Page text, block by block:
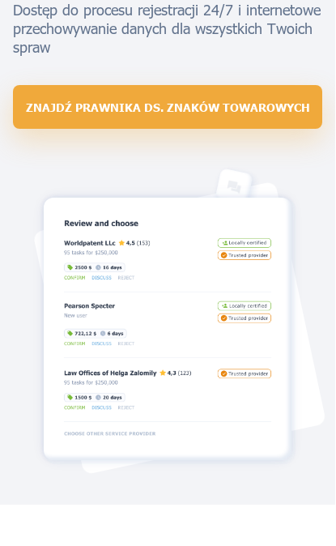
Dostęp do procesu rejestracji 24/7 i internetowe
przechowywanie danych dla wszystkich Twoich
spraw
ZNAJDŹ PRAWNIKA DS. ZNAKÓW TOWAROWYCH